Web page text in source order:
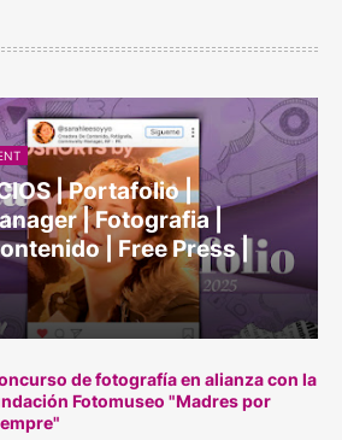
| Portafolio |
| Fotografia |
| Free Press |
de fotografía en alianza con la
Fotomuseo "Madres por